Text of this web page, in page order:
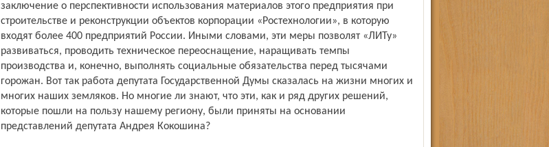
заключение о перспективности использования материалов этого предприятия при
строительстве и реконструкции объектов корпорации «Ростехнологии», в которую
входят более 400 предприятий России. Иными словами, эти меры позволят «ЛИТу»
развиваться, проводить техническое переоснащение, наращивать темпы
производства и, конечно, выполнять социальные обязательства перед тысячами
горожан. Вот так работа депутата Государственной Думы сказалась на жизни многих и
многих наших земляков. Но многие ли знают, что эти, как и ряд других решений,
которые пошли на пользу нашему региону, были приняты на основании
представлений депутата Андрея Кокошина?